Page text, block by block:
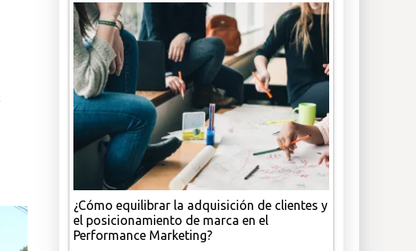
¿Cómo equilibrar la adquisición de clientes y
el posicionamiento de marca en el
Performance Marketing?